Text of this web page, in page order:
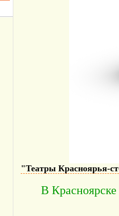
"Театры Красноярья-
В Красноярске